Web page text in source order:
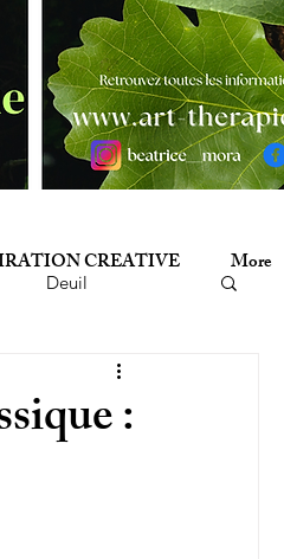
Deuil
Histoire
:
CREATIVE More